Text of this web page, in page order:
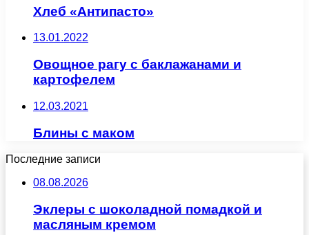
Хлеб «Антипасто»
13.01.2022
Овощное рагу с баклажанами и
картофелем
12.03.2021
Блины с маком
Последние записи
08.08.2026
Эклеры с шоколадной помадкой и
масляным кремом